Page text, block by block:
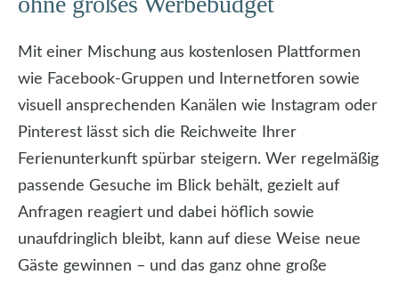
Mit einer Mischung aus kostenlosen Plattformen
wie Facebook-Gruppen und Internetforen sowie
visuell ansprechenden Kanälen wie Instagram oder
Pinterest lässt sich die Reichweite Ihrer
Ferienunterkunft spürbar steigern. Wer regelmäßig
passende Gesuche im Blick behält, gezielt auf
Anfragen reagiert und dabei höflich sowie
unaufdringlich bleibt, kann auf diese Weise neue
Gäste gewinnen – und das ganz ohne große